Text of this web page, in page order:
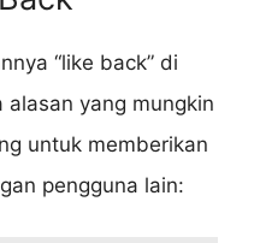
“like back” di
yang mungkin
untuk memberikan
pengguna lain: